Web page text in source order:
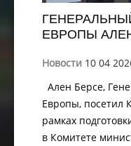
ЕВРОПЫ
Новости 10 04
Ален Берсе,
Европы, посетил
рамках
в Комитете